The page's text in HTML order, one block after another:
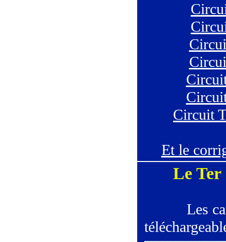
Circuit
Et le
Le
Les